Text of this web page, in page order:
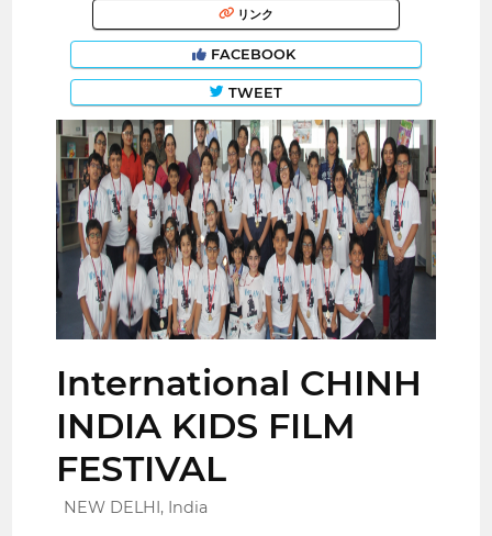
リンク
FACEBOOK
TWEET
International CHINH
INDIA KIDS FILM
FESTIVAL
NEW DELHI, India